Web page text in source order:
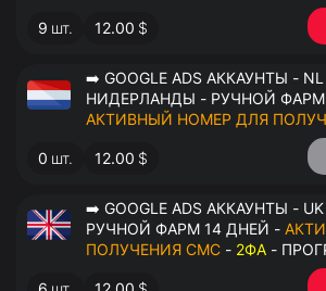
9 шт. 12.00 $
➡️ GOOGLE ADS АККАУНТЫ - NL ⭐
НИДЕРЛАНДЫ - РУЧНОЙ ФАРМ
АКТИВНЫЙ НОМЕР ДЛЯ
ПРОГРЕТЫ СЕРВИСЫ -
0 шт. 12.00 $
➡️ GOOGLE ADS АККАУНТЫ - UK ⭐ ГЕО
РУЧНОЙ ФАРМ 14 ДНЕЙ -
ПОЛУЧЕНИЯ СМС - 2ФА -